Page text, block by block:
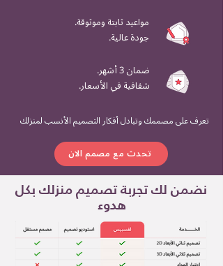
.مواعيد ثابتة وموثوقة
.جودة عالية
.ضمان 3 أشهر
.شفافية في الأسعار
تعرف على مصممك وتبادل أفكار التصميم الأنسب لمنزلك
تحدث مع مصمم الان
نضمن لك تجربة تصميم منزلك بكل
هدوء